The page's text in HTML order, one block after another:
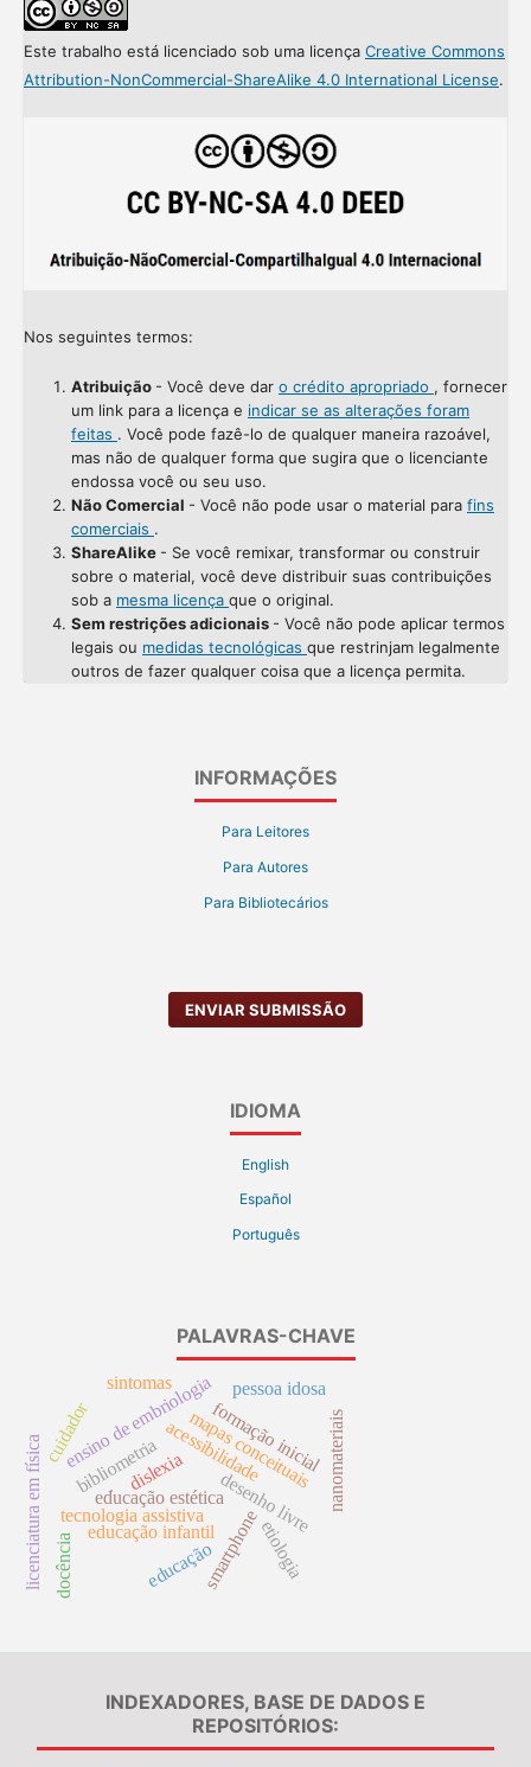
Este trabalho está licenciado sob uma licença Creative Commons
Attribution-NonCommercial-ShareAlike 4.0 International License.
Nos seguintes termos:
Atribuição - Você deve dar o crédito apropriado , fornecer
um link para a licença e indicar se as alterações foram
feitas . Você pode fazê-lo de qualquer maneira razoável,
mas não de qualquer forma que sugira que o licenciante
endossa você ou seu uso.
Não Comercial - Você não pode usar o material para fins
comerciais .
ShareAlike - Se você remixar, transformar ou construir
sobre o material, você deve distribuir suas contribuições
sob a mesma licença que o original.
Sem restrições adicionais - Você não pode aplicar termos
legais ou medidas tecnológicas que restrinjam legalmente
outros de fazer qualquer coisa que a licença permita.
INFORMAÇÕES
Para Leitores
Para Autores
Para Bibliotecários
ENVIAR SUBMISSÃO
IDIOMA
English
Español
Português
PALAVRAS-CHAVE
desenho livre
educação infantil
educação estética
acessibilidade
tecnologia assistiva
dislexia
smartphone
.
ensino de embriologiamapas conceituais
formação inicial
licenciatura em física docência
nanomateriais
bibliometria
etiologia
educação
cuidador
pessoa idosa
sintomas
INDEXADORES, BASE DE DADOS E
REPOSITÓRIOS: